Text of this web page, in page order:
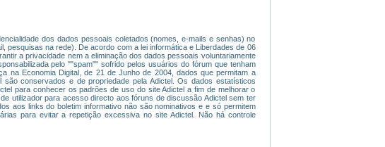
dos dados pessoais coletados (nomes, e-mails e senhas) no
na rede). De acordo com a lei informática e Liberdades de 06
a privacidade nem a eliminação dos dados pessoais voluntariamente
pelo ""spam"" sofrido pelos usuários do fórum que tenham
na Economia Digital, de 21 de Junho de 2004, dados que permitam a
conservados e de propriedade pela Adictel. Os dados estatísticos
para conhecer os padrões de uso do site Adictel a fim de melhorar o
utilizador para acesso directo aos fóruns de discussão Adictel sem ter
aos links do boletim informativo não são nominativos e e só permitem
para evitar a repetição excessiva no site Adictel. Não há controle